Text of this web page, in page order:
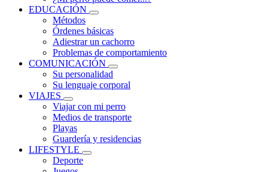
EDUCACIÓN
Métodos
Órdenes básicas
Adiestrar un cachorro
Problemas de comportamiento
COMUNICACIÓN
Su personalidad
Su lenguaje corporal
VIAJES
Viajar con mi perro
Medios de transporte
Playas
Guardería y residencias
LIFESTYLE
Deporte